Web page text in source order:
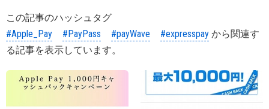
この記事のハッシュタグ
#Apple_Pay
#PayPass #payWave #expresspay から関連す
る記事を表示しています。